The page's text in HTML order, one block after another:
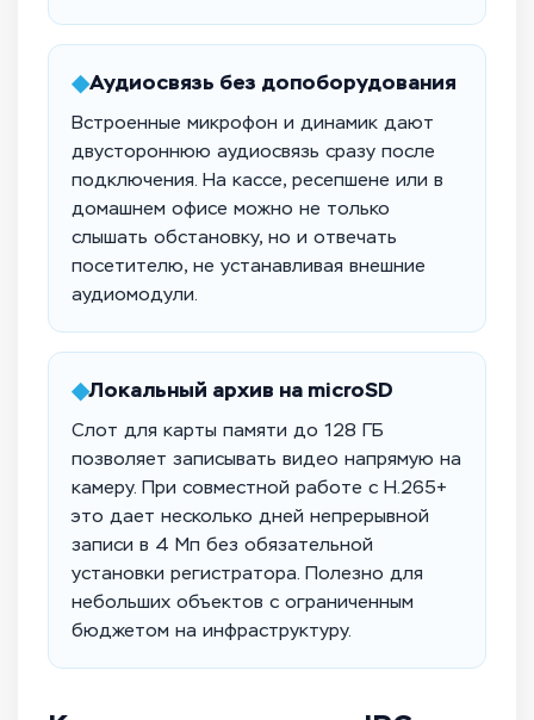
◆Аудиосвязь без допоборудования
Встроенные микрофон и динамик дают
двустороннюю аудиосвязь сразу после
подключения. На кассе, ресепшене или в
домашнем офисе можно не только
слышать обстановку, но и отвечать
посетителю, не устанавливая внешние
аудиомодули.
◆Локальный архив на microSD
Слот для карты памяти до 128 ГБ
позволяет записывать видео напрямую на
камеру. При совместной работе с H.265+
это дает несколько дней непрерывной
записи в 4 Мп без обязательной
установки регистратора. Полезно для
небольших объектов с ограниченным
бюджетом на инфраструктуру.